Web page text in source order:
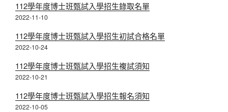
112學年度博士班甄試入學招生錄取名單
2022-11-10
112學年度博士班甄試入學招生初試合格名單
2022-10-24
112學年度博士班甄試入學招生複試須知
2022-10-21
112學年度博士班甄試入學招生報名須知
2022-10-05